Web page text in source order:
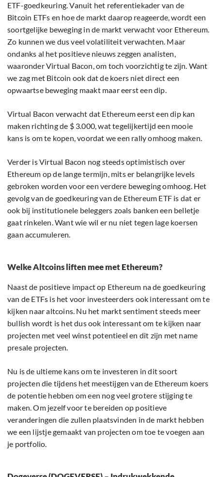
ETF-goedkeuring. Vanuit het referentiekader van de
Bitcoin ETFs en hoe de markt daarop reageerde, wordt een
soortgelijke beweging in de markt verwacht voor Ethereum.
Zo kunnen we dus veel volatiliteit verwachten. Maar
ondanks al het positieve nieuws zeggen analisten,
waaronder Virtual Bacon, om toch voorzichtig te zijn. Want
we zag met Bitcoin ook dat de koers niet direct een
opwaartse beweging maakt maar eerst een dip.
Virtual Bacon verwacht dat Ethereum eerst een dip kan
maken richting de $ 3.000, wat tegelijkertijd een mooie
kans is om te kopen, voordat we een rally omhoog maken.
Verder is Virtual Bacon nog steeds optimistisch over
Ethereum op de lange termijn, mits er belangrijke levels
gebroken worden voor een verdere beweging omhoog. Het
gevolg van de goedkeuring van de Ethereum ETF is dat er
ook bij institutionele beleggers zoals banken een belletje
gaat rinkelen. Want wie wil er nu niet tegen lage koersen
gaan accumuleren.
Welke Altcoins liften mee met Ethereum?
Naast de positieve impact op Ethereum na de goedkeuring
van de ETFs is het voor investeerders ook interessant om te
kijken naar altcoins. Nu het markt sentiment steeds meer
bullish wordt is het dus ook interessant om te kijken naar
projecten met veel winst potentieel en dit zijn met name
presale projecten.
Nu is de ultieme kans om te investeren in dit soort
projecten die tijdens het meestijgen van de Ethereum koers
de potentie hebben om een nog veel grotere stijging te
maken. Om jezelf voor te bereiden op positieve
veranderingen die zullen plaatsvinden in de markt hebben
we een lijstje gemaakt van projecten om toe te voegen aan
je portfolio.